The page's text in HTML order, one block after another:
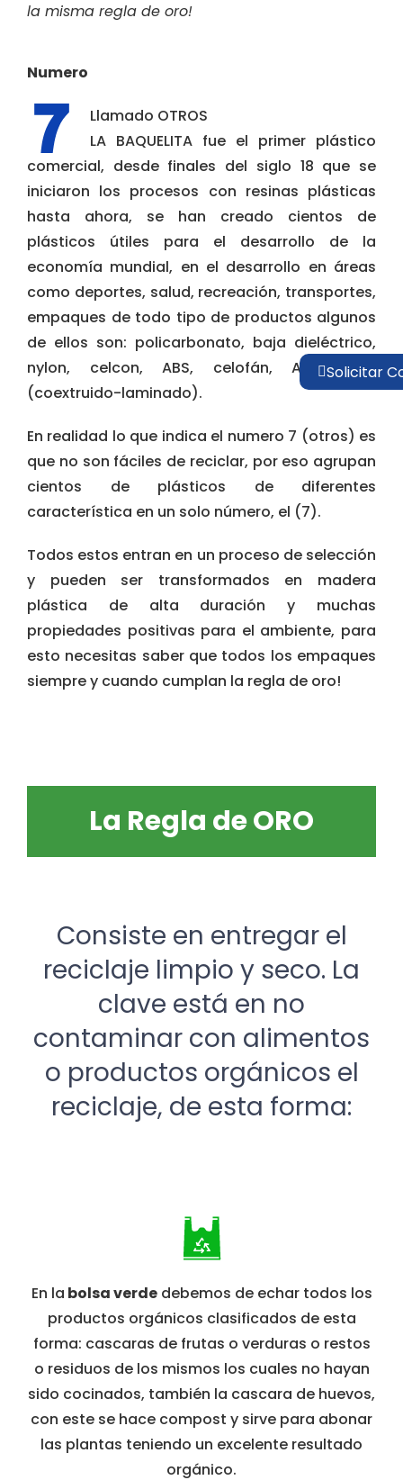
la misma regla de oro!
Numero
Llamado OTROS
LA BAQUELITA fue el primer plástico
comercial, desde finales del siglo 18 que se
iniciaron los procesos con resinas plásticas
hasta ahora, se han creado cientos de
plásticos útiles para el desarrollo de la
economía mundial, en el desarrollo en áreas
como deportes, salud, recreación, transportes,
empaques de todo tipo de productos algunos
de ellos son: policarbonato, baja dieléctrico,
nylon, celcon, ABS, celofán, Aero Flex,
(coextruido-laminado).
En realidad lo que indica el numero 7 (otros) es
que no son fáciles de reciclar, por eso agrupan
cientos de plásticos de diferentes
característica en un solo número, el (7).
Todos estos entran en un proceso de selección
y pueden ser transformados en madera
plástica de alta duración y muchas
propiedades positivas para el ambiente, para
esto necesitas saber que todos los empaques
siempre y cuando cumplan la regla de oro!
La Regla de ORO
Consiste en entregar el
reciclaje limpio y seco. La
clave está en no
contaminar con alimentos
o productos orgánicos el
reciclaje, de esta forma:
En la bolsa verdedebemos de echar todos los
productos orgánicos clasificados de esta
forma: cascaras de frutas o verduras o restos
o residuos de los mismos los cuales no hayan
sido cocinados, también la cascara de huevos,
con este se hace compost y sirve para abonar
las plantas teniendo un excelente resultado
orgánico.
Solicitar